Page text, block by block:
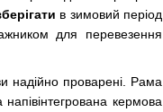
в зимовий період
для перевезення
надійно проварені. Рама
кермова